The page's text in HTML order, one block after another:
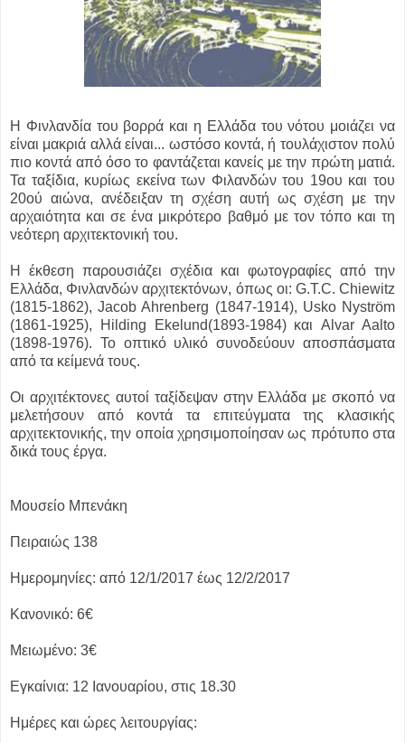
Η Φινλανδία του βορρά και η Ελλάδα του νότου μοιάζει να
είναι μακριά αλλά είναι... ωστόσο κοντά, ή τουλάχιστον πολύ
πιο κοντά από όσο το φαντάζεται κανείς με την πρώτη ματιά.
Τα ταξίδια, κυρίως εκείνα των Φιλανδών του 19ου και του
20ού αιώνα, ανέδειξαν τη σχέση αυτή ως σχέση με την
αρχαιότητα και σε ένα μικρότερο βαθμό με τον τόπο και τη
νεότερη αρχιτεκτονική του.
Η έκθεση παρουσιάζει σχέδια και φωτογραφίες από την
Ελλάδα, Φινλανδών αρχιτεκτόνων, όπως οι: G.T.C. Chiewitz
(1815-1862), Jacob Ahrenberg (1847-1914), Usko Nyström
(1861-1925), Hilding Ekelund(1893-1984) και Alvar Aalto
(1898-1976). Το οπτικό υλικό συνοδεύουν αποσπάσματα
από τα κείμενά τους.
Οι αρχιτέκτονες αυτοί ταξίδεψαν στην Ελλάδα με σκοπό να
μελετήσουν από κοντά τα επιτεύγματα της κλασικής
αρχιτεκτονικής, την οποία χρησιμοποίησαν ως πρότυπο στα
δικά τους έργα.
Μουσείο Μπενάκη
Πειραιώς 138
Ημερομηνίες: από 12/1/2017 έως 12/2/2017
Κανονικό: 6€
Μειωμένο: 3€
Εγκαίνια: 12 Ιανουαρίου, στις 18.30
Ημέρες και ώρες λειτουργίας: